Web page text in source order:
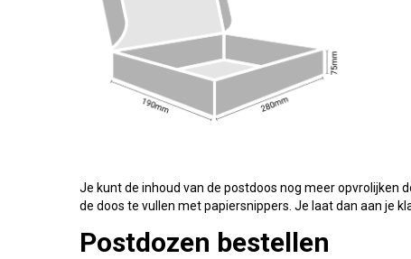
Je kunt de inhoud van de postdoos nog meer opvrolijken
de doos te vullen met papiersnippers. Je laat dan aan je
Postdozen bestellen